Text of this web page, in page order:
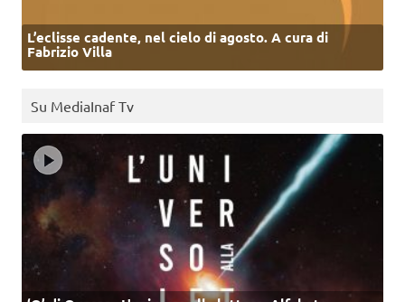
L’eclisse cadente, nel cielo di agosto. A cura di
Fabrizio Villa
Su MediaInaf Tv